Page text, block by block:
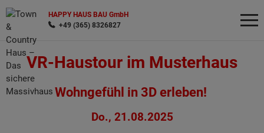
HAPPY HAUS BAU GmbH
+49 (365) 8326827
VR-Haustour im Musterhaus
Wohngefühl in 3D erleben!
Do., 21.08.2025
Wonach möchten Sie suchen?